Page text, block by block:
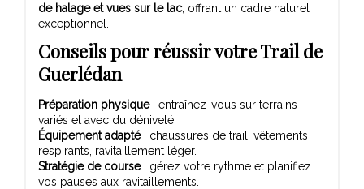
de halage et vues sur le lac, offrant un cadre naturel
exceptionnel.
Conseils pour réussir votre Trail de
Guerlédan
Préparation physique: entraînez-vous sur terrains
variés et avec du dénivelé.
Équipement adapté: chaussures de trail, vêtements
respirants, ravitaillement léger.
Stratégie de course: gérez votre rythme et planifiez
vos pauses aux ravitaillements.